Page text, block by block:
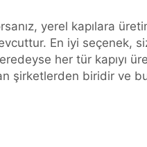
yerel kapılara
En iyi seçenek,
her tür kapıyı
şirketlerden biridir ve